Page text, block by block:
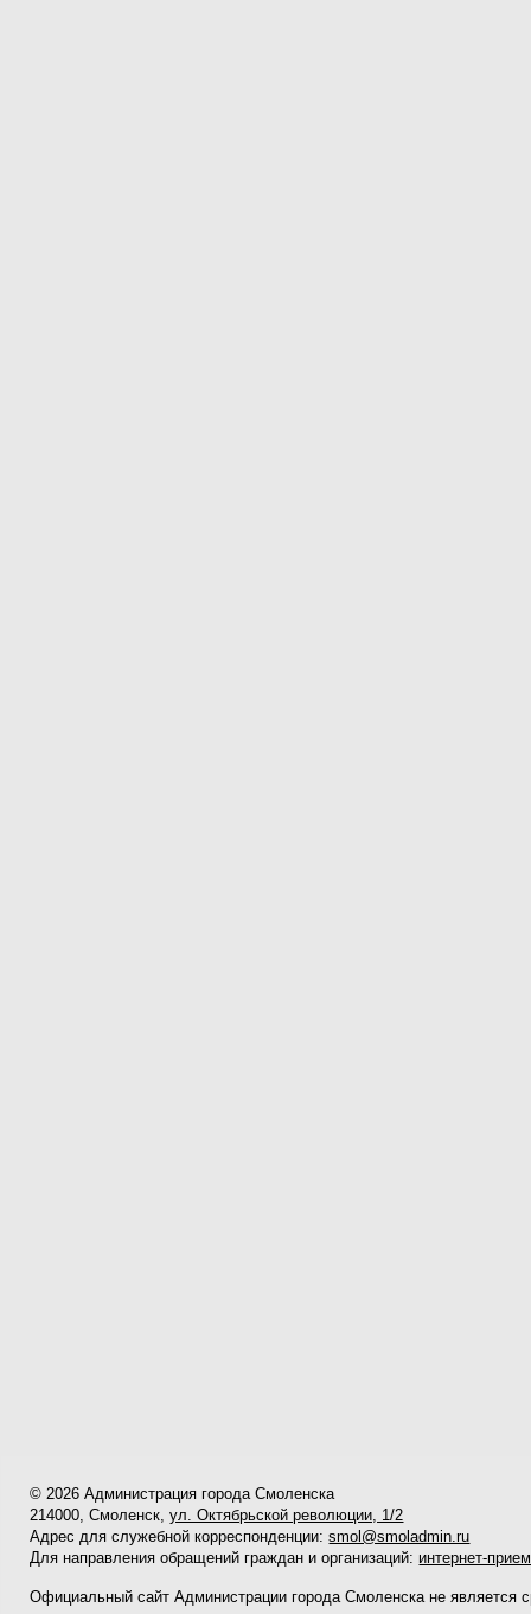
© 2026 Администрация города Смоленска
214000, Смоленск,ул. Октябрьской революции, 1/2
Адрес для служебной корреспонденции:smol@smoladmin.ru
Для направления обращений граждан и организаций: интернет-
Официальный сайт Администрации города Смоленска не является